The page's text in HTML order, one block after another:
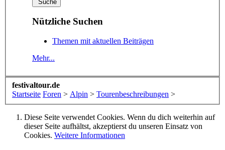
Nützliche Suchen
Themen mit aktuellen Beiträgen
Mehr...
festivaltour.de
Startseite Foren > Alpin > Tourenbeschreibungen >
Diese Seite verwendet Cookies. Wenn du dich weiterhin auf
dieser Seite aufhältst, akzeptierst du unseren Einsatz von
Cookies. Weitere Informationen